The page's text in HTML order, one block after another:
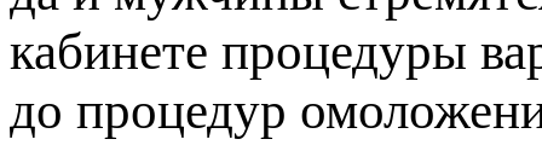
кабинете процедуры
до процедур